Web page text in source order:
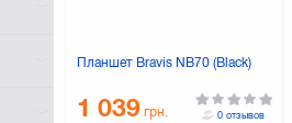
Планшет Bravis NB70 (Black)
1 039 грн. 0 отзывов